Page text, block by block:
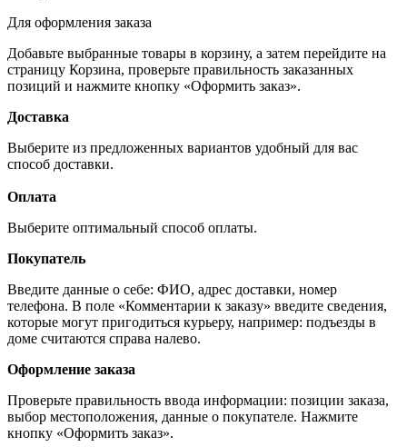
Для оформления заказа
Добавьте выбранные товары в корзину, а затем перейдите на
страницу Корзина, проверьте правильность заказанных
позиций и нажмите кнопку «Оформить заказ».
Доставка
Выберите из предложенных вариантов удобный для вас
способ доставки.
Оплата
Выберите оптимальный способ оплаты.
Покупатель
Введите данные о себе: ФИО, адрес доставки, номер
телефона. В поле «Комментарии к заказу» введите сведения,
которые могут пригодиться курьеру, например: подъезды в
доме считаются справа налево.
Оформление заказа
Проверьте правильность ввода информации: позиции заказа,
выбор местоположения, данные о покупателе. Нажмите
кнопку «Оформить заказ».